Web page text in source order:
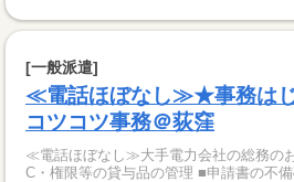
[一般派遣]
≪電話ほぼなし≫★事務は
コツコツ事務＠荻窪
≪電話ほぼなし≫大手電力会社の総務の
C・権限等の貸与品の管理 ■申請書の不